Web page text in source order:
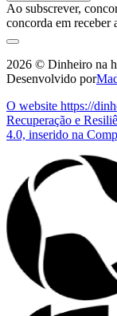
Ao subscrever,
concorda em receber
2026 © Dinheiro na
Desenvolvido por
O website https://
Recuperação e
4.0, inserido na